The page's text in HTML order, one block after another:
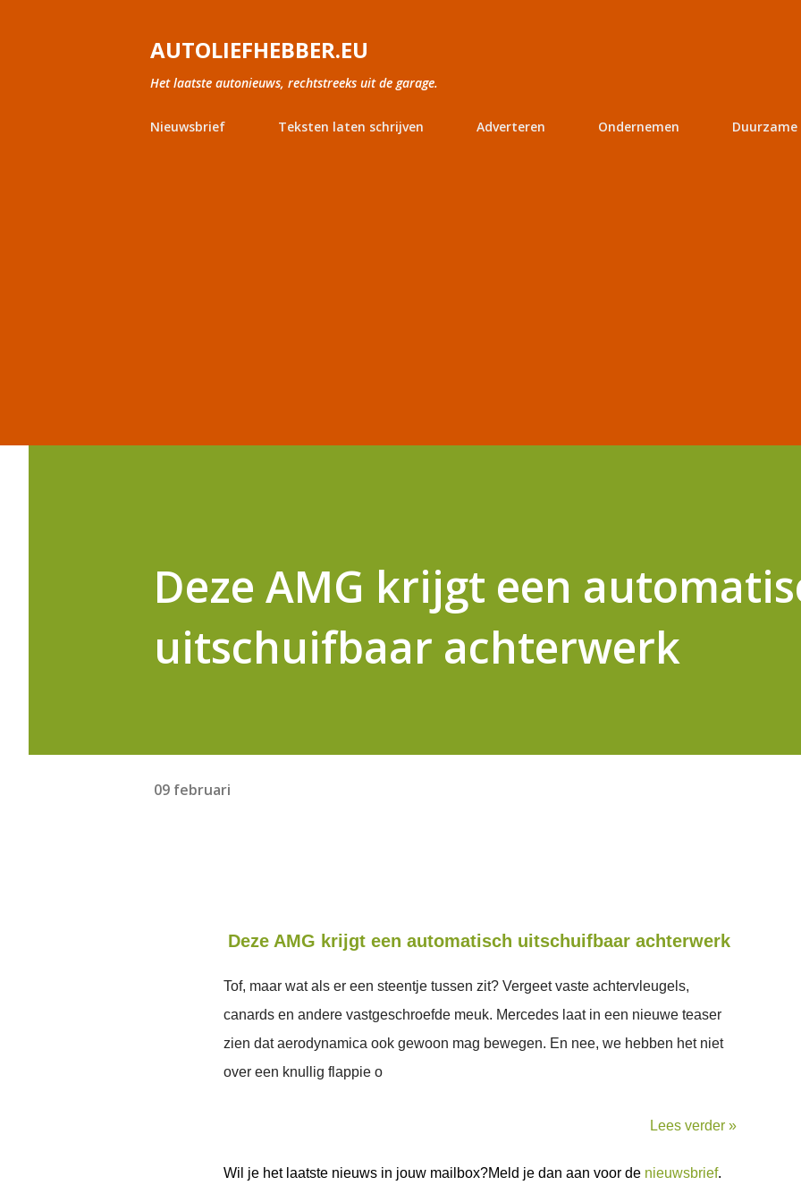
AUTOLIEFHEBBER.EU
Het laatste autonieuws, rechtstreeks uit de garage.
Nieuwsbrief Teksten laten schrijven Adverteren Ondernemen Duurzame
Deze AMG krijgt een
uitschuifbaar achterwerk
09 februari
Deze AMG krijgt een automatisch uitschuifbaar achterwerk
Tof, maar wat als er een steentje tussen zit? Vergeet vaste achtervleugels,
canards en andere vastgeschroefde meuk. Mercedes laat in een nieuwe teaser
zien dat aerodynamica ook gewoon mag bewegen. En nee, we hebben het niet
over een knullig flappie o
Lees verder »
Wil je het laatste nieuws in jouw mailbox?Meld je dan aan voor de nieuwsbrief.